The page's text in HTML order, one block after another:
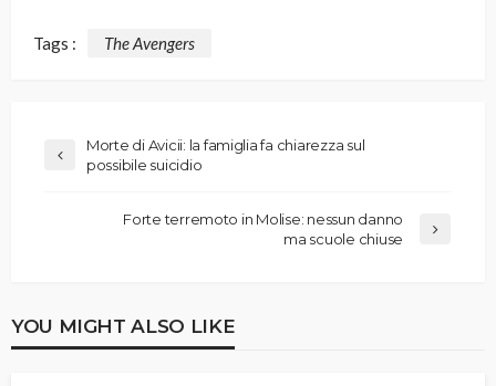
Tags : The Avengers
Morte di Avicii: la famiglia fa chiarezza sul
possibile suicidio
Forte terremoto in Molise: nessun danno
ma scuole chiuse
YOU MIGHT ALSO LIKE